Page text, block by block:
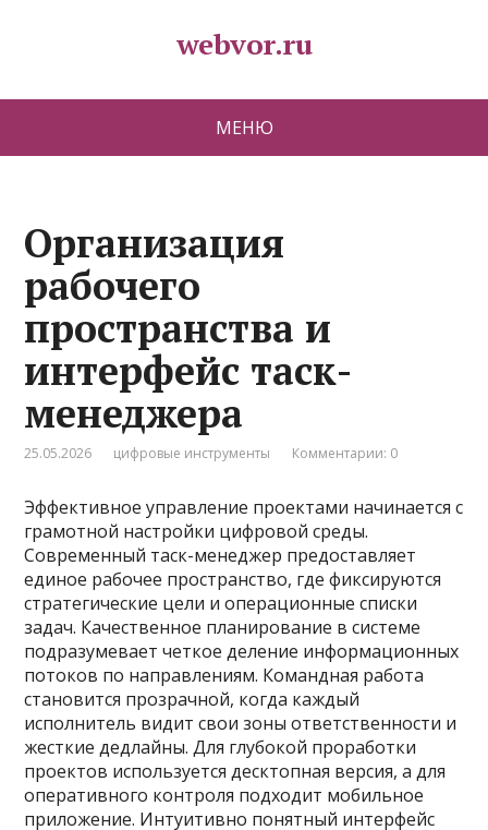
webvor.ru
МЕНЮ
Организация
рабочего
пространства и
интерфейс таск-
менеджера
25.05.2026 цифровые инструменты Комментарии: 0
Эффективное управление проектами начинается с
грамотной настройки цифровой среды.
Современный таск-менеджер предоставляет
единое рабочее пространство, где фиксируются
стратегические цели и операционные списки
задач. Качественное планирование в системе
подразумевает четкое деление информационных
потоков по направлениям. Командная работа
становится прозрачной, когда каждый
исполнитель видит свои зоны ответственности и
жесткие дедлайны. Для глубокой проработки
проектов используется десктопная версия, а для
оперативного контроля подходит мобильное
приложение. Интуитивно понятный интерфейс